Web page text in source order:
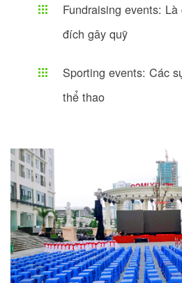
Fundraising events:
đích gây quỹ
Sporting events: Các
thể thao